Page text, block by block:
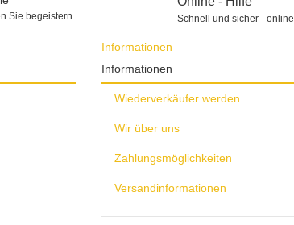
Sie begeistern Schnell und sicher - online
Informationen
Informationen
Wiederverkäufer werden
Wir über uns
Zahlungsmöglichkeiten
Versandinformationen